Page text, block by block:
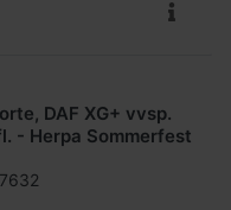
DAF XG+ vvsp.
- Herpa Sommerfest